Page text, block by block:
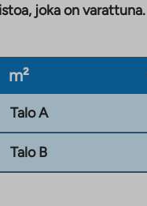
joka on varattuna.
m²
Talo A
Talo B